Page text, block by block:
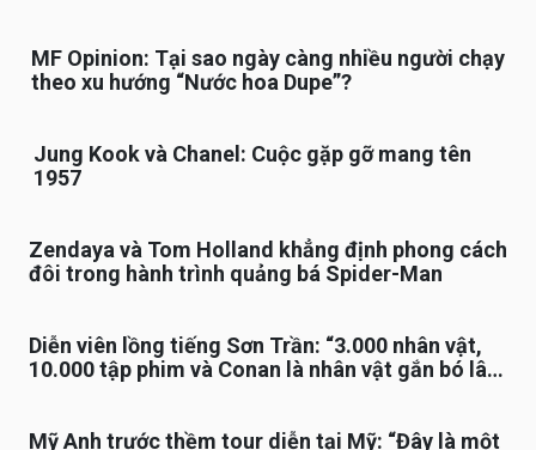
MF Opinion: Tại sao ngày càng nhiều người chạy
theo xu hướng “Nước hoa Dupe”?
Jung Kook và Chanel: Cuộc gặp gỡ mang tên
1957
Zendaya và Tom Holland khẳng định phong cách
đôi trong hành trình quảng bá Spider-Man
Diễn viên lồng tiếng Sơn Trần: “3.000 nhân vật,
10.000 tập phim và Conan là nhân vật gắn bó lâu
Mỹ Anh trước thềm tour diễn tại Mỹ: “Đây là một